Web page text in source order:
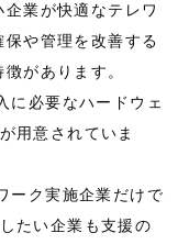
業が快適なテレワ
や管理を改善する
があります。
に必要なハードウェ
用意されていま
ーク実施企業だけで
たい企業も支援の